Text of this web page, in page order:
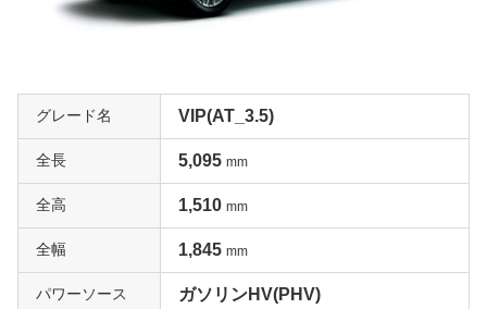
グレード名 VIP(AT_3.5)
全長 5,095 mm
全高 1,510 mm
全幅 1,845 mm
パワーソース ガソリンHV(PHV)